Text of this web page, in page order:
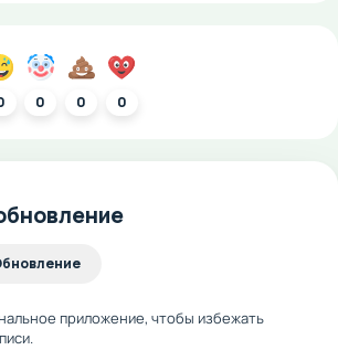
0 0 0
приложение, чтобы избежать